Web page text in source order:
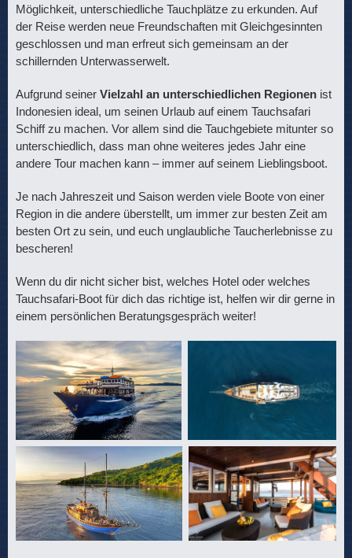
Möglichkeit, unterschiedliche Tauchplätze zu erkunden. Auf
der Reise werden neue Freundschaften mit Gleichgesinnten
geschlossen und man erfreut sich gemeinsam an der
schillernden Unterwasserwelt.
Aufgrund seiner Vielzahl an unterschiedlichen Regionen ist
Indonesien ideal, um seinen Urlaub auf einem Tauchsafari
Schiff zu machen. Vor allem sind die Tauchgebiete mitunter so
unterschiedlich, dass man ohne weiteres jedes Jahr eine
andere Tour machen kann – immer auf seinem Lieblingsboot.
Je nach Jahreszeit und Saison werden viele Boote von einer
Region in die andere überstellt, um immer zur besten Zeit am
besten Ort zu sein, und euch unglaubliche Taucherlebnisse zu
bescheren!
Wenn du dir nicht sicher bist, welches Hotel oder welches
Tauchsafari-Boot für dich das richtige ist, helfen wir dir gerne in
einem persönlichen Beratungsgespräch weiter!